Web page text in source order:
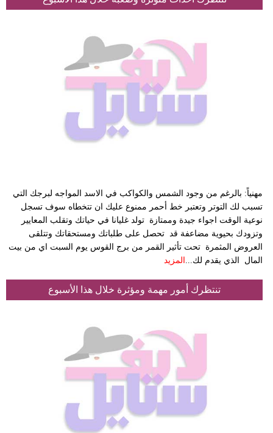
مهنياً: بالرغم من وجود الشمس والكواكب في الاسد المواجه لبرجك التي
تسبب لك التوتر وتعتبر خط أحمر ممنوع عليك ان تتخطاه سوف تسجل
نوعية الوقت اجواء جيدة وممتازة تولد غليانا في حياتك وتقلب المعايير
وتزودك بحيوية مضاعفة قد تحصل على طلباتك ومستحقاتك وتتلقى
العروض المثمرة تحت تأثير القمر من برج القوس يوم السبت اي من بيت
المال الذي يقدم لك... المزيد
تنتظرك أمور مهمة ومؤثرة خلال هذا الأسبوع